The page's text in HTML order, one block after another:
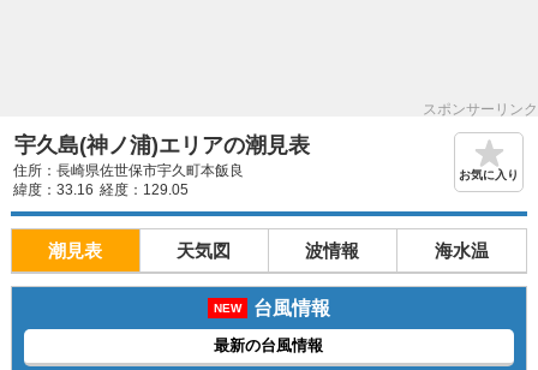
スポンサーリンク
宇久島(神ノ浦)エリアの潮見表
住所：長崎県佐世保市宇久町本飯良
緯度：33.16 経度：129.05
お気に入り
潮見表 天気図 波情報 海水温
NEW 台風情報
最新の台風情報